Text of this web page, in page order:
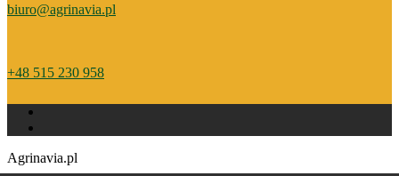
biuro@agrinavia.pl
+48 515 230 958
Agrinavia.pl